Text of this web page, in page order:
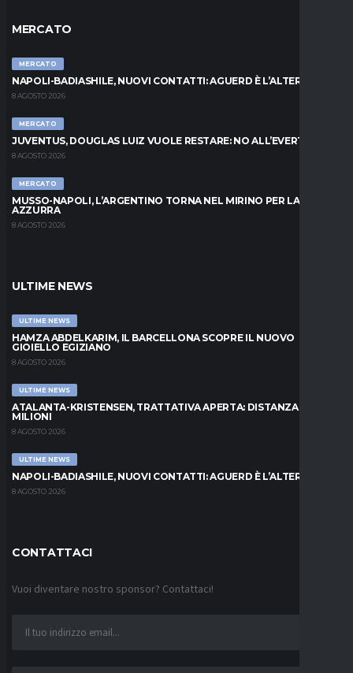
MERCATO
MERCATO
NAPOLI-BADIASHILE, NUOVI CONTATTI: AGUERD È L’ALTERNATIVA
8 AGOSTO 2026
MERCATO
JUVENTUS, DOUGLAS LUIZ VUOLE RESTARE: NO ALL’EVERTON
8 AGOSTO 2026
MERCATO
MUSSO-NAPOLI, L’ARGENTINO TORNA NEL MIRINO PER LA PORTA
AZZURRA
8 AGOSTO 2026
ULTIME NEWS
ULTIME NEWS
HAMZA ABDELKARIM, IL BARCELLONA SCOPRE IL NUOVO
GIOIELLO EGIZIANO
8 AGOSTO 2026
ULTIME NEWS
ATALANTA-KRISTENSEN, TRATTATIVA APERTA: DISTANZA DI 5
MILIONI
8 AGOSTO 2026
ULTIME NEWS
NAPOLI-BADIASHILE, NUOVI CONTATTI: AGUERD È L’ALTERNATIVA
8 AGOSTO 2026
CONTATTACI
Vuoi diventare nostro sponsor? Contattaci!